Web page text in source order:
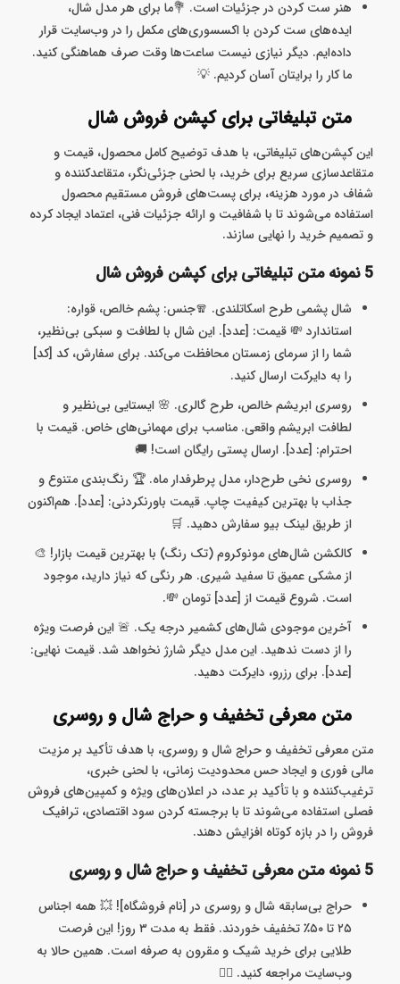
هنر ست کردن در جزئیات است. 💐ما برای هر مدل شال،
ایده‌های ست کردن با اکسسوری‌های مکمل را در وب‌سایت قرار
داده‌ایم. دیگر نیازی نیست ساعت‌ها وقت صرف هماهنگی کنید.
ما کار را برایتان آسان کردیم. 💡
متن تبلیغاتی برای کپشن فروش شال
این کپشن‌های تبلیغاتی، با هدف توضیح کامل محصول، قیمت و
متقاعدسازی سریع برای خرید، با لحنی جزئی‌نگر، متقاعدکننده و
شفاف در مورد هزینه، برای پست‌های فروش مستقیم محصول
استفاده می‌شوند تا با شفافیت و ارائه جزئیات فنی، اعتماد ایجاد کرده
و تصمیم خرید را نهایی سازند.
5 نمونه متن تبلیغاتی برای کپشن فروش شال
شال پشمی طرح اسکاتلندی. 🧣جنس: پشم خالص، قواره:
استاندارد 💸 قیمت: [عدد]. این شال با لطافت و سبکی بی‌نظیر،
شما را از سرمای زمستان محافظت می‌کند. برای سفارش، کد [کد]
را به دایرکت ارسال کنید.
روسری ابریشم خالص، طرح گالری. 🌸 ایستایی بی‌نظیر و
لطافت ابریشم واقعی. مناسب برای مهمانی‌های خاص. قیمت با
احترام: [عدد]. ارسال پستی رایگان است! 🚚
روسری نخی طرح‌دار، مدل پرطرفدار ماه. 🏆 رنگ‌بندی متنوع و
جذاب با بهترین کیفیت چاپ. قیمت باورنکردنی: [عدد]. هم‌اکنون
از طریق لینک بیو سفارش دهید. 🛒
کالکشن شال‌های مونوکروم (تک رنگ) با بهترین قیمت بازار! 🎨
از مشکی عمیق تا سفید شیری. هر رنگی که نیاز دارید، موجود
است. شروع قیمت از [عدد] تومان 💸.
آخرین موجودی شال‌های کشمیر درجه یک. 🚨 این فرصت ویژه
را از دست ندهید. این مدل دیگر شارژ نخواهد شد. قیمت نهایی:
[عدد]. برای رزرو، دایرکت دهید.
متن معرفی تخفیف و حراج شال و روسری
متن معرفی تخفیف و حراج شال و روسری، با هدف تأکید بر مزیت
مالی فوری و ایجاد حس محدودیت زمانی، با لحنی خبری،
ترغیب‌کننده و با تأکید بر عدد، در اعلان‌های ویژه و کمپین‌های فروش
فصلی استفاده می‌شوند تا با برجسته کردن سود اقتصادی، ترافیک
فروش را در بازه کوتاه افزایش دهند.
5 نمونه متن معرفی تخفیف و حراج شال و روسری
حراج بی‌سابقه‌ شال و روسری در [نام فروشگاه]! 💥 همه اجناس
۲۵ تا ۵۰٪ تخفیف خوردند. فقط به مدت ۳ روز! این فرصت
طلایی برای خرید شیک و مقرون به صرفه است. همین حالا به
وب‌سایت مراجعه کنید. 🏃‍♀️